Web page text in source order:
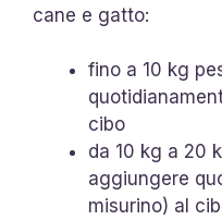
cane e gatto:
fino a 10 kg
cibo
da 10 kg a 20
aggiungere
misurino) al